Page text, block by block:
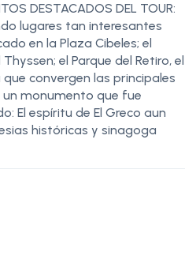
DESTACADOS DEL TOUR:
lugares tan interesantes
en la Plaza Cibeles; el
el Parque del Retiro, el
convergen las principales
un monumento que fue
El espíritu de El Greco aun
históricas y sinagoga